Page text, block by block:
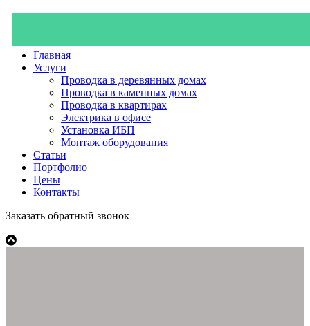
Главная
Услуги
Проводка в деревянных домах
Проводка в каменных домах
Проводка в квартирах
Электрика в офисе
Установка ИБП
Монтаж оборудования
Статьи
Портфолио
Цены
Контакты
Заказать обратный звонок